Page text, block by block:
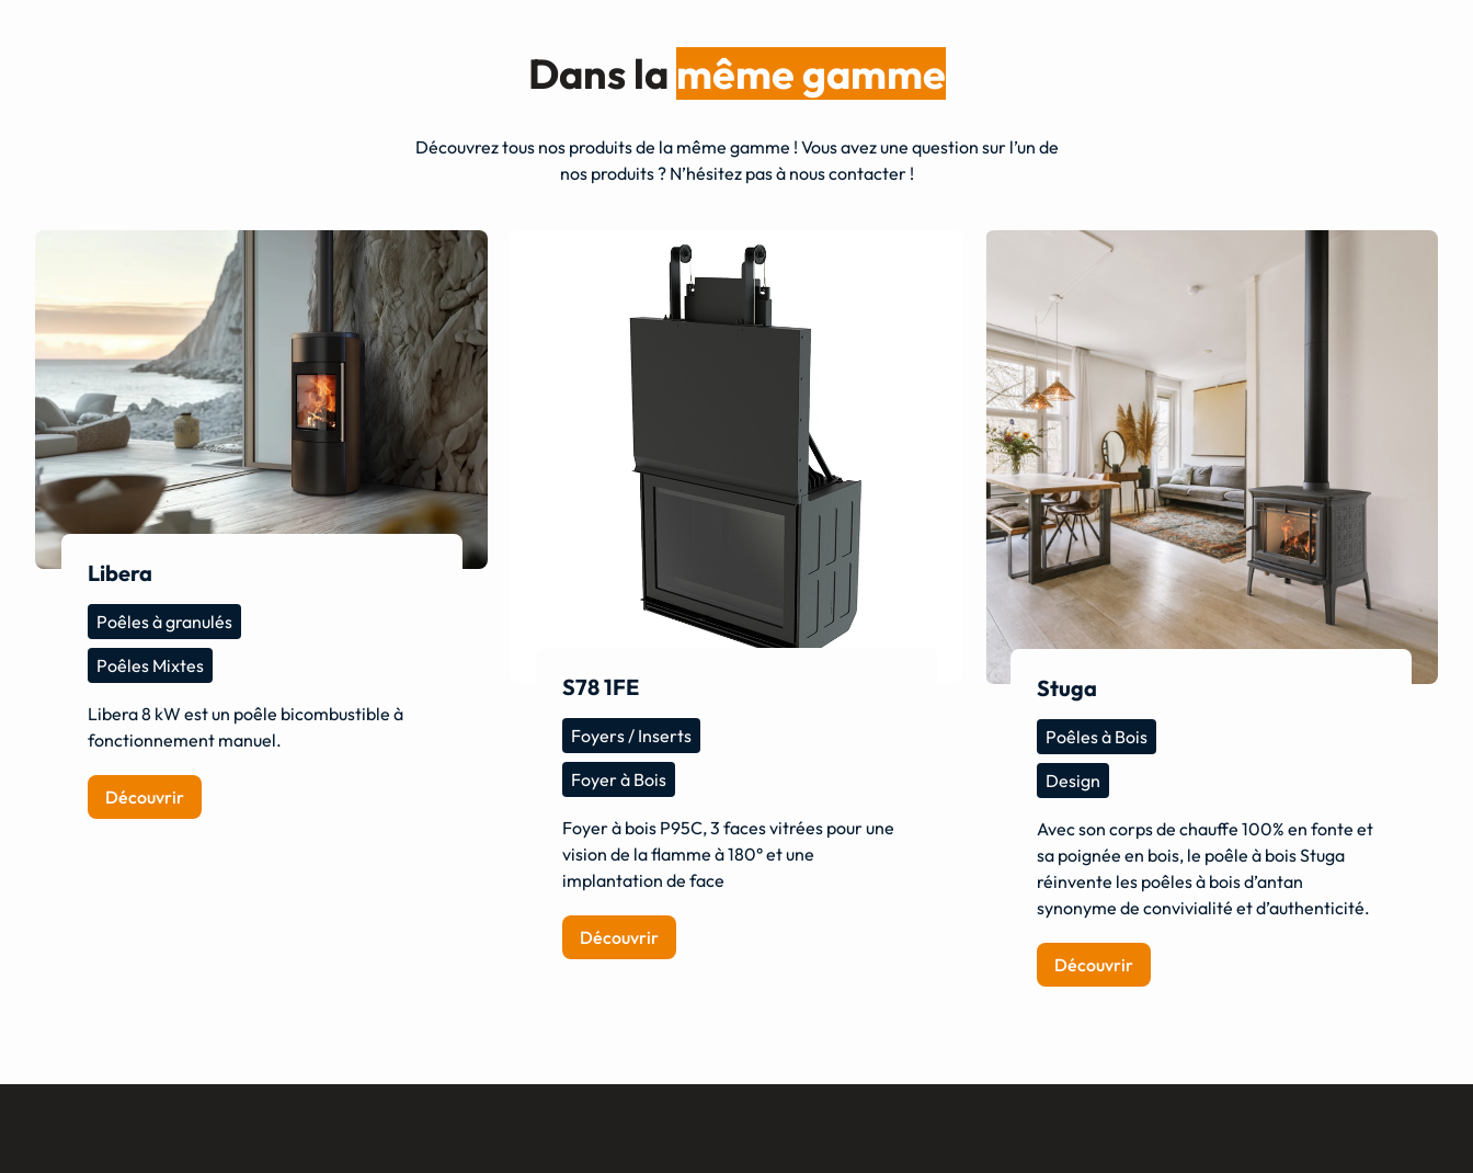
Dans la même gamme
Découvrez tous nos produits de la même gamme ! Vous avez une question sur l’un de
nos produits ? N’hésitez pas à nous contacter !
Libera
Poêles à granulés
Poêles Mixtes
Libera 8 kW est un poêle bicombustible à
fonctionnement manuel.
Découvrir
S78 1FE
Foyers / Inserts
Foyer à Bois
Foyer à bois P95C, 3 faces vitrées pour une
vision de la flamme à 180° et une
implantation de face
Découvrir
Stuga
Poêles à Bois
Design
Avec son corps de chauffe 100% en fonte et
sa poignée en bois, le poêle à bois Stuga
réinvente les poêles à bois d’antan
synonyme de convivialité et d’authenticité.
Découvrir